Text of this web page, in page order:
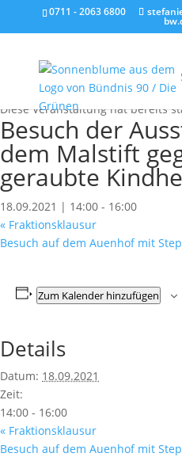
0711 - 2063 6800
« Alle Veranstaltungen
Diese Veranstaltung hat bereits
Besuch der
dem Malstift
geraubte
18.09.2021 | 14:00 - 16:00
« Fraktionsklausur
Besuch auf dem Auenhof mit
Zum Kalender hinzufügen
Details
Datum: 18.09.2021
Zeit:
14:00 - 16:00
« Fraktionsklausur
Besuch auf dem Auenhof mit